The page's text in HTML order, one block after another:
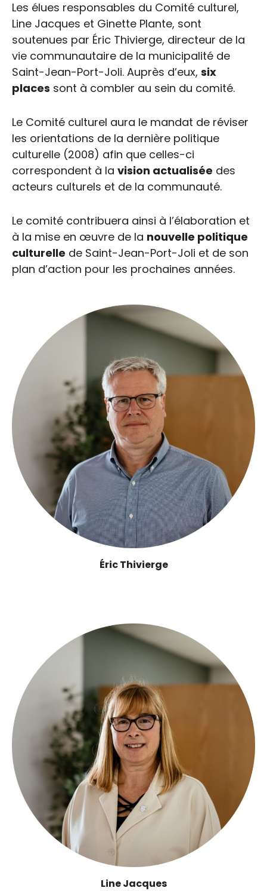
Les élues responsables du Comité culturel,
Line Jacques et Ginette Plante, sont
soutenues par Éric Thivierge, directeur de la
vie communautaire de la municipalité de
Saint-Jean-Port-Joli. Auprès d’eux, six
places sont à combler au sein du comité.
Le Comité culturel aura le mandat de réviser
les orientations de la dernière politique
culturelle (2008) afin que celles-ci
correspondent à la vision actualisée des
acteurs culturels et de la communauté.
Le comité contribuera ainsi à l’élaboration et
à la mise en œuvre de la nouvelle politique
culturelle de Saint-Jean-Port-Joli et de son
plan d’action pour les prochaines années.
Éric Thivierge
Line Jacques